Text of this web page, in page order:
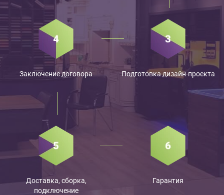
Подготовка дизайн-проекта
Заключение договора
Доставка, сборка,
подключение
Гарантия